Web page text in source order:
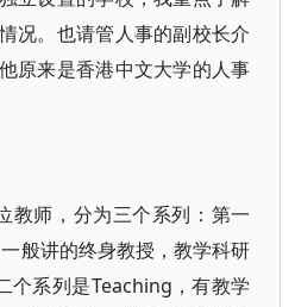
况。也请管人事的副校长介
原来是香港中文大学的人事
教师，分为三个系列：第一
般讲的终身教授，教学科研
个系列是Teaching，有教学